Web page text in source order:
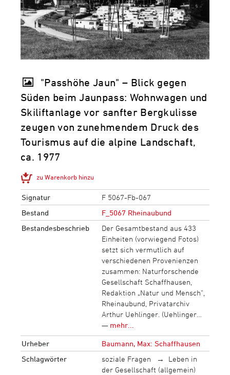
"Passhöhe Jaun" – Blick gegen
Süden beim Jaunpass: Wohnwagen und
Skiliftanlage vor sanfter Bergkulisse
zeugen von zunehmendem Druck des
Tourismus auf die alpine Landschaft,
ca. 1977
zu Warenkorb hinzu
Signatur
F 5067-Fb-067
Bestand
F_5067 Rheinaubund
Bestandesbeschrieb
Der Gesamtbestand aus 433
Einheiten (vorwiegend Fotos)
setzt sich vermutlich auf
verschiedenen Provenienzen
zusammen: Naturforschende
Gesellschaft Schaffhausen,
Redaktion „Natur und Mensch“,
Rheinaubund, Privatarchiv
Arthur Uehlinger. (Uehlinger…
— mehr...
Urheber
Baumann, Max: Schaffhausen
Schlagwörter
soziale Fragen
Leben in
der Gesellschaft (allgemein)